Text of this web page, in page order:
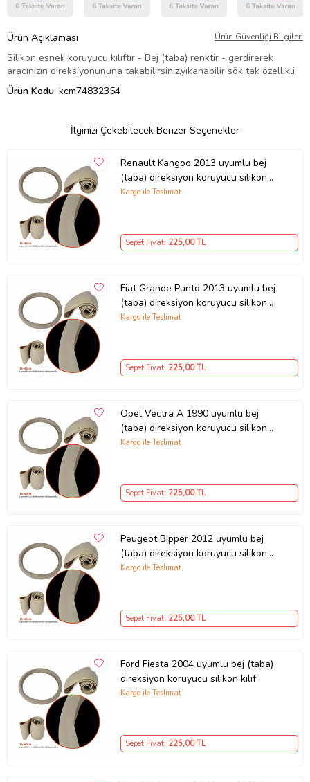
Ürün Açıklaması Ürün Güvenliği Bilgileri
Silikon esnek koruyucu kılıftır - Bej (taba) renktir - gerdirerek
aracınızın direksiyonununa takabilirsiniz,yıkanabilir sök tak özellikli
Ürün Kodu: kcm74832354
İlginizi Çekebilecek Benzer Seçenekler
Renault Kangoo 2013 uyumlu bej
(taba) direksiyon koruyucu silikon
kılıf
Kargo ile Teslimat
Sepet Fiyatı 225,00 TL
Fiat Grande Punto 2013 uyumlu bej
(taba) direksiyon koruyucu silikon
kılıf
Kargo ile Teslimat
Sepet Fiyatı 225,00 TL
Opel Vectra A 1990 uyumlu bej
(taba) direksiyon koruyucu silikon
kılıf
Kargo ile Teslimat
Sepet Fiyatı 225,00 TL
Peugeot Bipper 2012 uyumlu bej
(taba) direksiyon koruyucu silikon
kılıf
Kargo ile Teslimat
Sepet Fiyatı 225,00 TL
Ford Fiesta 2004 uyumlu bej (taba)
direksiyon koruyucu silikon kılıf
Kargo ile Teslimat
Sepet Fiyatı 225,00 TL